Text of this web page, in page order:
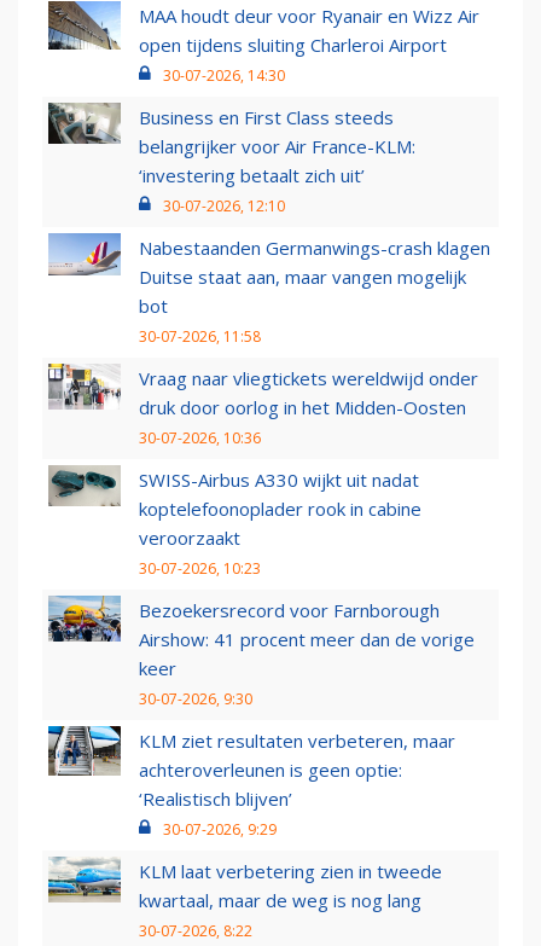
MAA houdt deur voor Ryanair en Wizz Air
open tijdens sluiting Charleroi Airport
30-07-2026, 14:30
Business en First Class steeds
belangrijker voor Air France-KLM:
‘investering betaalt zich uit’
30-07-2026, 12:10
Nabestaanden Germanwings-crash klagen
Duitse staat aan, maar vangen mogelijk
bot
30-07-2026, 11:58
Vraag naar vliegtickets wereldwijd onder
druk door oorlog in het Midden-Oosten
30-07-2026, 10:36
SWISS-Airbus A330 wijkt uit nadat
koptelefoonoplader rook in cabine
veroorzaakt
30-07-2026, 10:23
Bezoekersrecord voor Farnborough
Airshow: 41 procent meer dan de vorige
keer
30-07-2026, 9:30
KLM ziet resultaten verbeteren, maar
achteroverleunen is geen optie:
‘Realistisch blijven’
30-07-2026, 9:29
KLM laat verbetering zien in tweede
kwartaal, maar de weg is nog lang
30-07-2026, 8:22